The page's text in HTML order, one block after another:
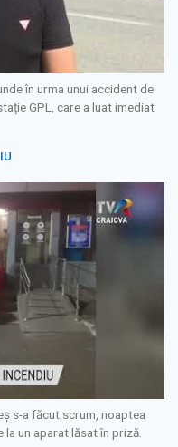
în urma unui accident de
GPL, care a luat imediat
s-a făcut scrum, noaptea
la un aparat lăsat în priză.